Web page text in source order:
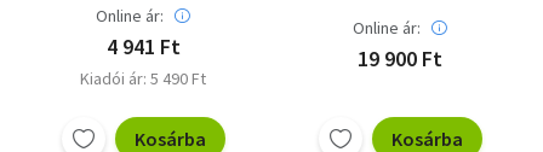
Online ár:
4 941 Ft
Kiadói ár: 5 490 Ft
Kosárba
Online ár:
19 900 Ft
Kosárba